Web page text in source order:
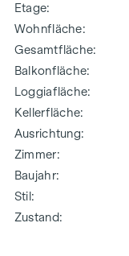
Etage
Wohnfläche
Gesamtfläche
Balkonfläche
Loggiafläche
Kellerfläche
Ausrichtung
Zimmer
Baujahr
Stil
Zustand